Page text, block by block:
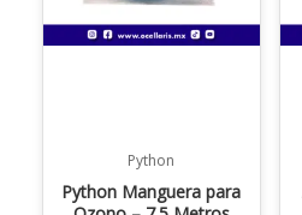
Python
Python Manguera para